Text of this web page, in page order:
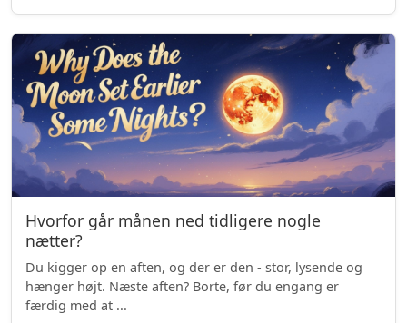
Hvorfor går månen ned tidligere nogle
nætter?
Du kigger op en aften, og der er den - stor, lysende og
hænger højt. Næste aften? Borte, før du engang er
færdig med at ...